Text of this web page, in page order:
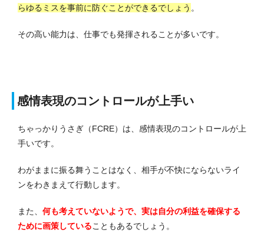
らゆるミスを事前に防ぐことができるでしょう 。
その高い能力は、仕事でも発揮されることが多いです。
感情表現のコントロールが上手い
ちゃっかりうさぎ（FCRE）は、感情表現のコントロールが上
手いです。
わがままに振る舞うことはなく、相手が不快にならないライ
ンをわきまえて行動します。
また、 何も考えていないようで、実は自分の利益を確保する
ために画策していることもあるでしょう。